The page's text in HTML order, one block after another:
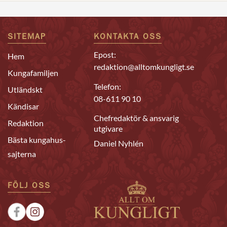
SITEMAP
Hem
Kungafamiljen
Utländskt
Kändisar
Redaktion
Bästa kungahus-
sajterna
KONTAKTA OSS
Epost:
redaktion@alltomkungligt.se
Telefon:
08-611 90 10
Chefredaktör & ansvarig
utgivare
Daniel Nyhlén
FÖLJ OSS